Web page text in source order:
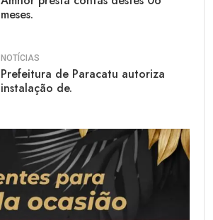
meses.
NOTÍCIAS
Prefeitura de Paracatu autoriza
instalação de.